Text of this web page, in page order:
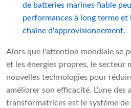
de batteries marines fiable
performances à long terme et
chaîne d'approvisionnement.
Alors que l'attention mondiale se
et les énergies propres, le secteur
nouvelles technologies pour
améliorer son efficacité. L'une des
transformatrices est le système de